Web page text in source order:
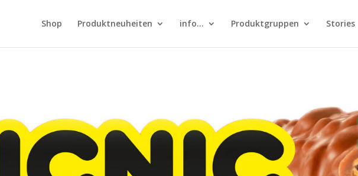
Shop Produktneuheiten info… Produktgruppen Stories